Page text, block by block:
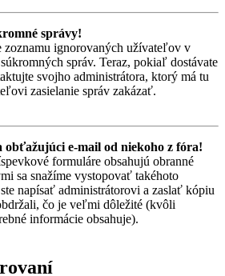
správy!
zoznamu ignorovaných užívateľov v
správ. Teraz, pokiaľ dostávate
svojho administrátora, ktorý má tu
zasielanie správ zakázať.
obťažujúci e-mail od niekoho z fóra!
formuláre obsahujú obranné
sa snažíme vystopovať takéhoto
napísať administrátorovi a zaslať kópiu
čo je veľmi dôležité (kvôli
informácie obsahuje).